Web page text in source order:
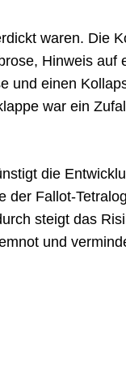
waren. Die
Hinweis auf
und einen
war ein
die
der Fallot-
steigt das
und